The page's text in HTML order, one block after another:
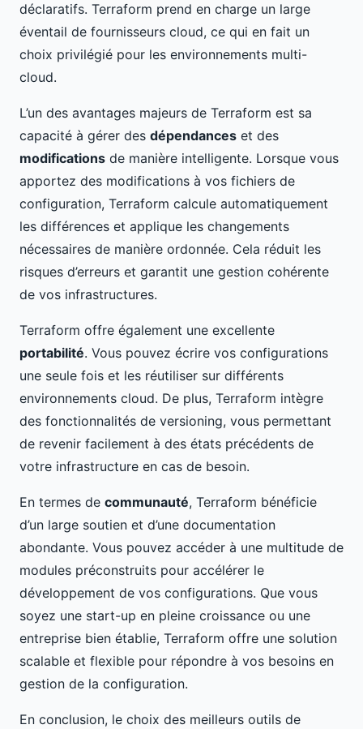
déclaratifs. Terraform prend en charge un large
éventail de fournisseurs cloud, ce qui en fait un
choix privilégié pour les environnements multi-
cloud.
L’un des avantages majeurs de Terraform est sa
capacité à gérer des dépendances et des
modifications de manière intelligente. Lorsque vous
apportez des modifications à vos fichiers de
configuration, Terraform calcule automatiquement
les différences et applique les changements
nécessaires de manière ordonnée. Cela réduit les
risques d’erreurs et garantit une gestion cohérente
de vos infrastructures.
Terraform offre également une excellente
portabilité. Vous pouvez écrire vos configurations
une seule fois et les réutiliser sur différents
environnements cloud. De plus, Terraform intègre
des fonctionnalités de versioning, vous permettant
de revenir facilement à des états précédents de
votre infrastructure en cas de besoin.
En termes de communauté, Terraform bénéficie
d’un large soutien et d’une documentation
abondante. Vous pouvez accéder à une multitude de
modules préconstruits pour accélérer le
développement de vos configurations. Que vous
soyez une start-up en pleine croissance ou une
entreprise bien établie, Terraform offre une solution
scalable et flexible pour répondre à vos besoins en
gestion de la configuration.
En conclusion, le choix des meilleurs outils de